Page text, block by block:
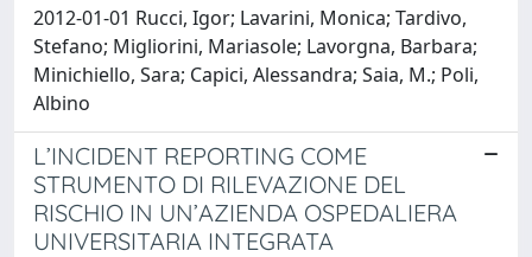
2012-01-01 Rucci, Igor; Lavarini, Monica; Tardivo,
Stefano; Migliorini, Mariasole; Lavorgna, Barbara;
Minichiello, Sara; Capici, Alessandra; Saia, M.; Poli,
Albino
L’INCIDENT REPORTING COME
STRUMENTO DI RILEVAZIONE DEL
RISCHIO IN UN’AZIENDA OSPEDALIERA
UNIVERSITARIA INTEGRATA